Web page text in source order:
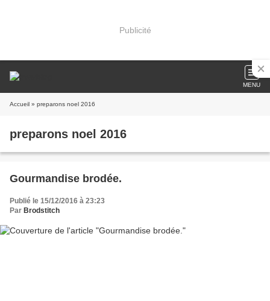
Publicité
MENU
Accueil » preparons noel 2016
preparons noel 2016
Gourmandise brodée.
Publié le 15/12/2016 à 23:23
Par Brodstitch